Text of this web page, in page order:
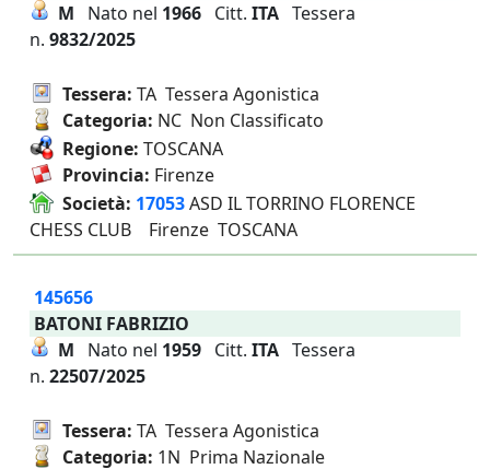
M Nato nel 1966 Citt. ITA Tessera
n. 9832/2025
Tessera: TA Tessera Agonistica
Categoria: NC Non Classificato
Regione: TOSCANA
Provincia: Firenze
Società: 17053ASD IL TORRINO FLORENCE
CHESS CLUB Firenze TOSCANA
145656
BATONI FABRIZIO
M Nato nel 1959 Citt. ITA Tessera
n. 22507/2025
Tessera: TA Tessera Agonistica
Categoria: 1N Prima Nazionale